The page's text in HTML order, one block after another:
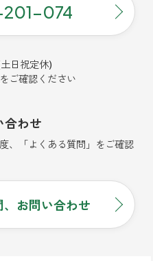
074
日祝定休)
をご確認ください
合わせ
、「よくある質問」をご確認
、お問い合わせ